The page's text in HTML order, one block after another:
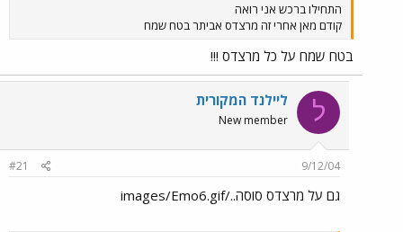
התחילו ברכש אני רואה
קודם מאן אחרי זה מרצדס אביתר בטח שמח
בטח שמח על כל מרצדס !!!
ל ליילנד המקורית
New member
9/12/04
#21
גם על מרצדס סוסה../images/Emo6.gif